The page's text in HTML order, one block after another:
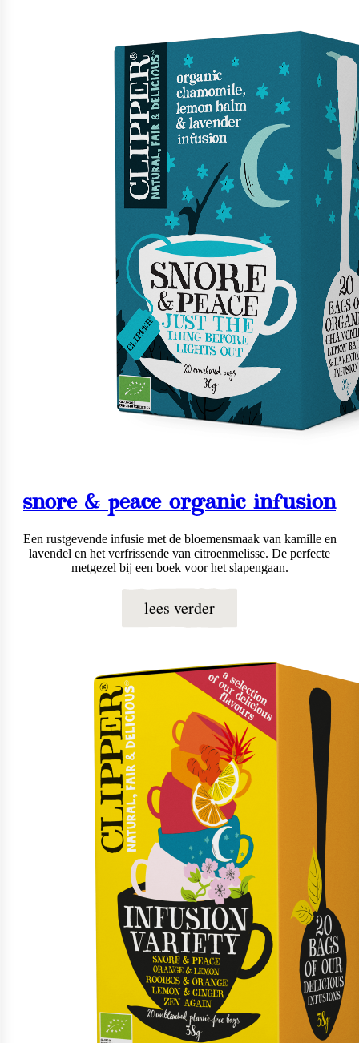
snore & peace organic infusion
Een rustgevende infusie met de bloemensmaak van kamille en
lavendel en het verfrissende van citroenmelisse. De perfecte
metgezel bij een boek voor het slapengaan.
lees verder